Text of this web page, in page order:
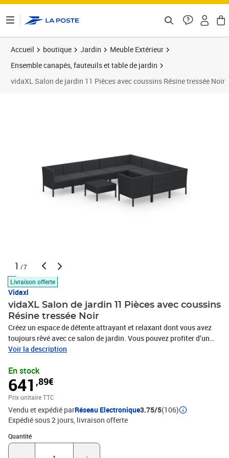
Accueil boutique Jardin
Meuble Extérieur
Ensemble canapés, fauteuils et table de jardin
vidaXL Salon de jardin 11 Pièces avec coussins Résine tressée Noir
1 /7
Livraison offerte
Vidaxl
vidaXL Salon de jardin 11 Pièces avec coussins
Résine tressée Noir
Créez un espace de détente attrayant et relaxant dont vous avez
toujours rêvé avec ce salon de jardin. Vous pouvez profiter d’un
après-midi ensoleillé ou d'une soirée d'été relaxante avec votre
Avec de la résine tressée résistante aux intempéries, l'ensemble de
meubles d'extérieur est facile à nettoyer et à entretenir. Le cadre en
acier enduit de poudre l'ensemble de salon de patio stable et
solide. Équipé de coussins épais et moelleux, ce salon de jardin
offrira un confort d’assise ultime. Les housses en polyester, faciles
à nettoyer, peuvent être retirées et lavées. De plus, grâce à leur
conception légère et modulaire, vous pouvez déplacer cet
ensemble dans votre maison avec une grande facilité. Remarque :
Voir la description
En stock
641 ,89€
Prix unitaire TTC
Vendu et expédié parRéseau Electronique3.75/5(106)
Expédié sous 2 jours livraison offerte
Quantité
Quantité : 1